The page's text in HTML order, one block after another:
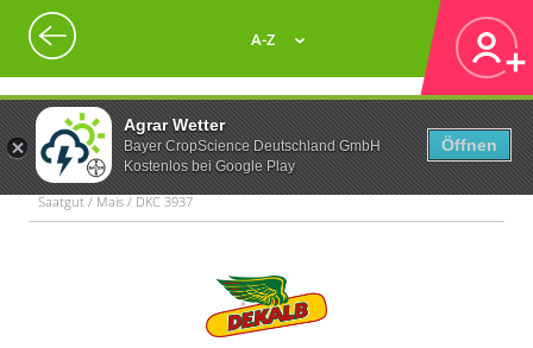
Agrar Wetter
Bayer CropScience Deutschland GmbH
Kostenlos bei Google Play
Öffnen
A-Z
Saatgut / Mais / DKC 3937